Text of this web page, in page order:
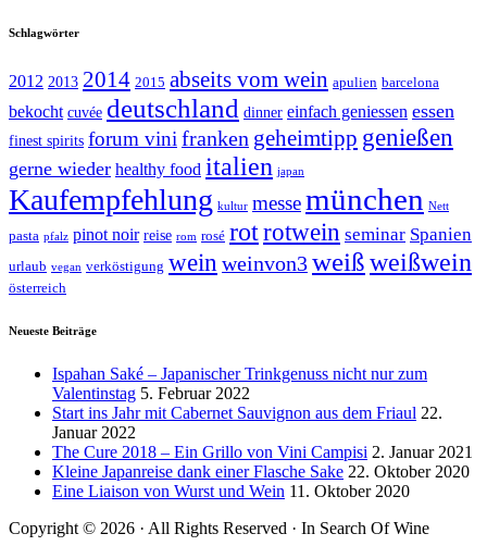
Schlagwörter
2012 2013 2014 2015 abseits vom wein apulien barcelona
bekocht cuvée deutschland dinner einfach geniessen essen
finest spirits forum vinifranken geheimtipp genießen
gerne wieder healthy food italien japan
Kaufempfehlung kultur messemünchen Nett
pasta pfalz pinot noir reise rom rosé rotrotwein seminar Spanien
urlaub vegan verköstigung wein weinvon3weißweißwein
österreich
Neueste Beiträge
Ispahan Saké – Japanischer Trinkgenuss nicht nur zum
Valentinstag 5. Februar 2022
Start ins Jahr mit Cabernet Sauvignon aus dem Friaul 22.
Januar 2022
The Cure 2018 – Ein Grillo von Vini Campisi 2. Januar 2021
Kleine Japanreise dank einer Flasche Sake 22. Oktober 2020
Eine Liaison von Wurst und Wein 11. Oktober 2020
Copyright © 2026 · All Rights Reserved · In Search Of Wine